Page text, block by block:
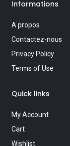
Informations
A propos
Contactez-nous
Privacy Policy
Terms of Use
Quick links
My Account
Cart
Wishlist